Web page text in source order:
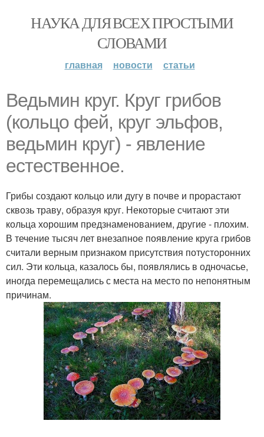
НАУКА ДЛЯ ВСЕХ ПРОСТЫМИ
СЛОВАМИ
главная новости статьи
Ведьмин круг. Круг грибов
(кольцо фей, круг эльфов,
ведьмин круг) - явление
естественное.
Грибы создают кольцо или дугу в почве и прорастают
сквозь траву, образуя круг. Некоторые считают эти
кольца хорошим предзнаменованием, другие - плохим.
В течение тысяч лет внезапное появление круга грибов
считали верным признаком присутствия потусторонних
сил. Эти кольца, казалось бы, появлялись в одночасье,
иногда перемещались с места на место по непонятным
причинам.